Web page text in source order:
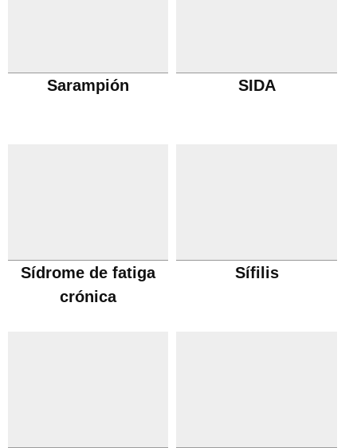
Sarampión SIDA
Sídrome de fatiga
crónica
Sífilis